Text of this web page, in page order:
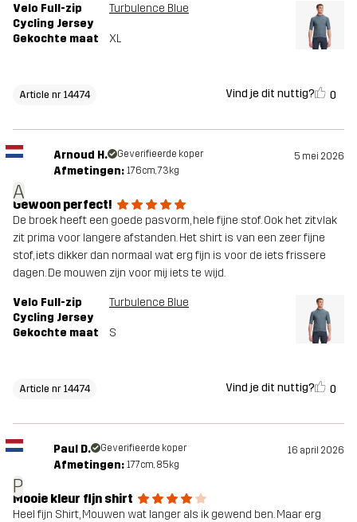
Velo Full-zip
Cycling Jersey
Turbulence Blue
Gekochte maat XL
Article nr 14474 Vind je dit nuttig? 0
A
Arnoud H. Geverifieerde koper 5 mei 2026
Afmetingen: 176cm, 73kg
Gewoon perfect!
De broek heeft een goede pasvorm, hele fijne stof. Ook het zitvlak
zit prima voor langere afstanden. Het shirt is van een zeer fijne
stof, iets dikker dan normaal wat erg fijn is voor de iets frissere
dagen. De mouwen zijn voor mij iets te wijd.
Velo Full-zip
Cycling Jersey
Turbulence Blue
Gekochte maat S
Article nr 14474 Vind je dit nuttig? 0
P
Paul D. Geverifieerde koper 16 april 2026
Afmetingen: 177cm, 85kg
Mooie kleur fijn shirt
Heel fijn Shirt, Mouwen wat langer als ik gewend ben. Maar erg